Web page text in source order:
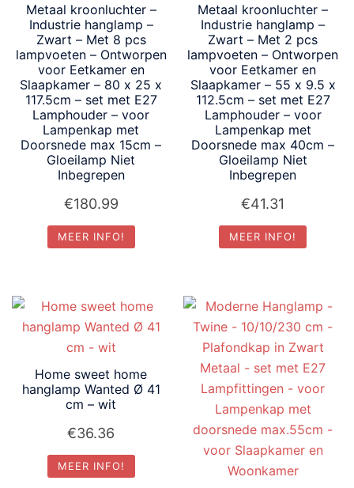
Metaal kroonluchter –
Industrie hanglamp –
Zwart – Met 8 pcs
lampvoeten – Ontworpen
voor Eetkamer en
Slaapkamer – 80 x 25 x
117.5cm – set met E27
Lamphouder – voor
Lampenkap met
Doorsnede max 15cm –
Gloeilamp Niet
Inbegrepen
€180.99
MEER INFO!
Metaal kroonluchter –
Industrie hanglamp –
Zwart – Met 2 pcs
lampvoeten – Ontworpen
voor Eetkamer en
Slaapkamer – 55 x 9.5 x
112.5cm – set met E27
Lamphouder – voor
Lampenkap met
Doorsnede max 40cm –
Gloeilamp Niet
Inbegrepen
€41.31
MEER INFO!
Home sweet home
hanglamp Wanted Ø 41
cm – wit
€36.36
MEER INFO!